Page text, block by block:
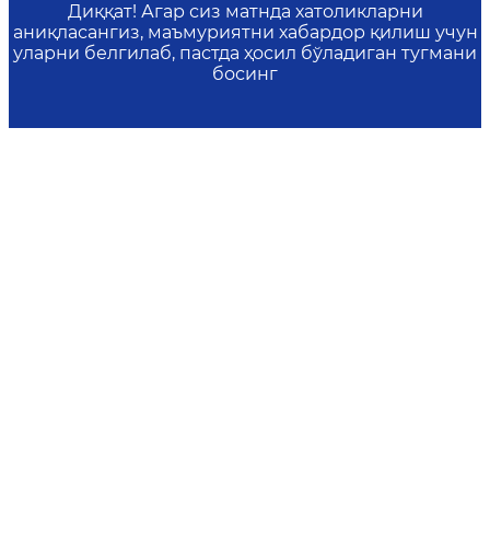
Диққат! Агар сиз матнда хатоликларни
аниқласангиз, маъмуриятни хабардор қилиш учун
уларни белгилаб, пастда ҳосил бўладиган тугмани
босинг